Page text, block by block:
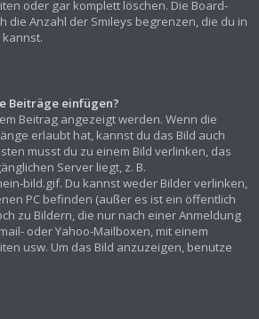
oder gar komplett löschen. Die Board-
die Anzahl der Smileys begrenzen, die du in
Beiträge einfügen?
Beitrag angezeigt werden. Wenn die
erlaubt hat, kannst du das Bild auch
musst du zu einem Bild verlinken, das
Server liegt, z. B.
bild.gif. Du kannst weder Bilder verlinken,
PC befinden (außer es ist ein öffentlich
zu Bildern, die nur nach einer Anmeldung
oder Yahoo-Mailboxen, mit einem
usw. Um das Bild anzuzeigen, benutze